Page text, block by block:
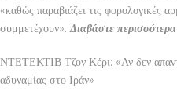
«καθώς παραβιάζει τις φορολογικές
συμμετέχουν». Διαβάστε
ΝΤΕΤΕΚΤΙΒ Τζον Κέρι: «Αν δεν
αδυναμίας στο Ιράν»